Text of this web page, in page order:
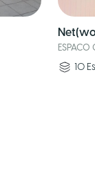
ESPACO
10